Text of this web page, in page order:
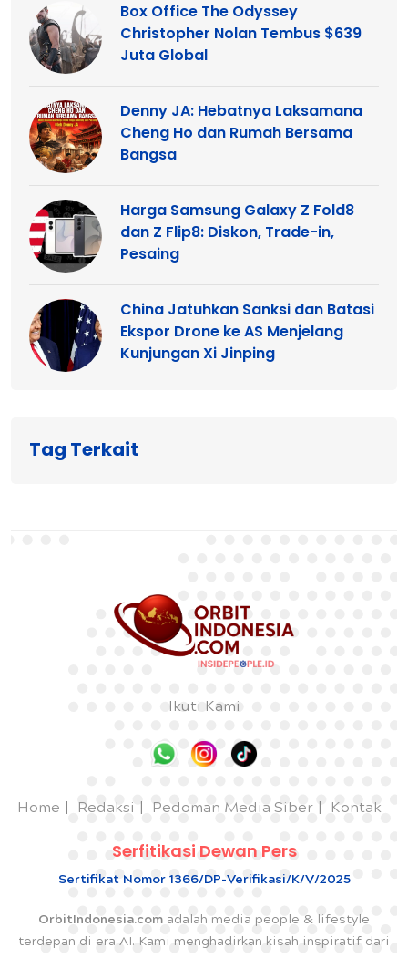
Box Office The Odyssey
Christopher Nolan Tembus $639
Juta Global
Denny JA: Hebatnya Laksamana
Cheng Ho dan Rumah Bersama
Bangsa
Harga Samsung Galaxy Z Fold8
dan Z Flip8: Diskon, Trade-in,
Pesaing
China Jatuhkan Sanksi dan Batasi
Ekspor Drone ke AS Menjelang
Kunjungan Xi Jinping
Tag Terkait
Ikuti Kami
Home Redaksi Pedoman Media Siber Kontak
Serfitikasi Dewan Pers
Sertifikat Nomor 1366/DP-Verifikasi/K/V/2025
OrbitIndonesia.com adalah media people & lifestyle
terdepan di era AI. Kami menghadirkan kisah inspiratif dari